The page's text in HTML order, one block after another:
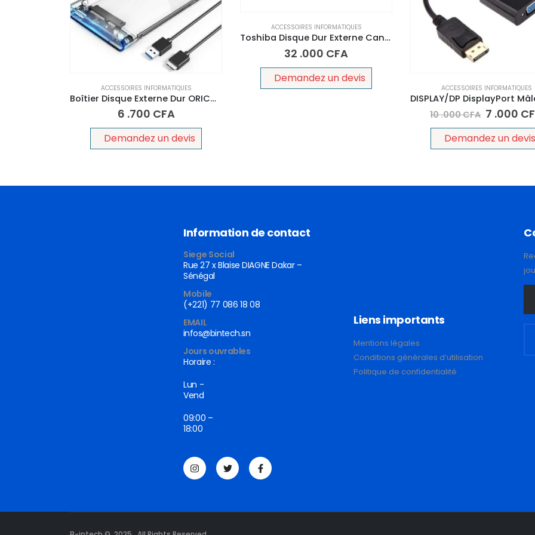
ACCESSOIRES INFORMATIQUES
Boîtier Disque Externe Dur ORICO USB 3.0, SATA pour HDD et SSD DE 2,5 (Transparent)
6 .700 CFA
Demandez un devis
ACCESSOIRES INFORMATIQUES
Toshiba Disque Dur Externe Canvio – 500Go – Noir
32 .000 CFA
Demandez un devis
ACCESSOIRES INFORMATIQUES
10 .000CFA 7 .000
Demandez un devis
Information de contact
Siege Social
Rue 27 x Blaise DIAGNE Dakar –
Sénégal
Mobile
(+221) 77 086 18 08
EMAIL
infos@bintech.sn
Jours ouvrables
Horaire :
Lun -
Vend
09:00 –
18:00
Liens importants
Mentions légales
Conditions générales d’utilisation
Politique de confidentialité